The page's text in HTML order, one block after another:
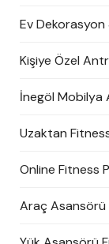
Ev Dekorasyon
Kişiye Özel
İnegöl Mobilya
Uzaktan
Online Fitness
Araç